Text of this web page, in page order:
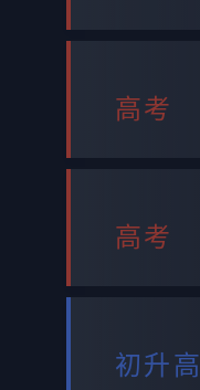
高考
高考
初升高